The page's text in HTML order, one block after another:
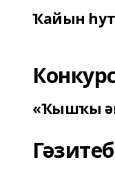
Ҡайын
«Ҡышҡы